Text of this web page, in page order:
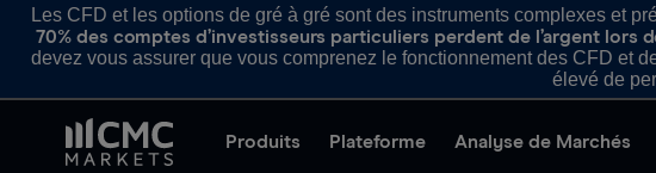
Les CFD et les options de gré à gré sont des instruments complexes et
70% des comptes d’investisseurs particuliers perdent de l’argent
devez vous assurer que vous comprenez le fonctionnement des CFD et
élevé de
Produits Plateforme Analyse de Marchés